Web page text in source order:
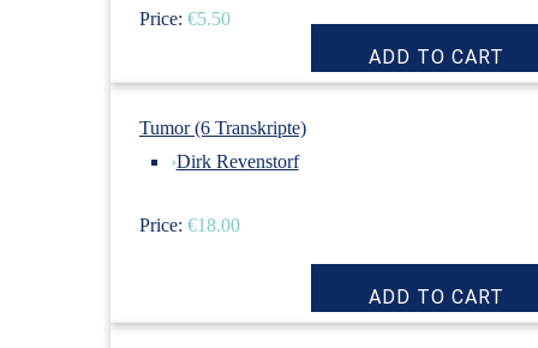
Price: €5.50
Tumor (6 Transkripte)
›Dirk Revenstorf
Price: €18.00